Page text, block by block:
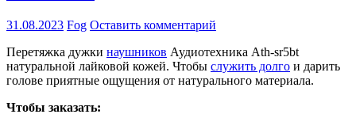
31.08.2023 Fog Оставить комментарий
Перетяжка дужки наушников Аудиотехника Ath-sr5bt
натуральной лайковой кожей. Чтобы служить долго и дарить
голове приятные ощущения от натурального материала.
Чтобы заказать: